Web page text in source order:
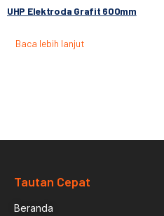
UHP Elektroda Grafit 600mm
Baca lebih lanjut
Tautan Cepat
Beranda